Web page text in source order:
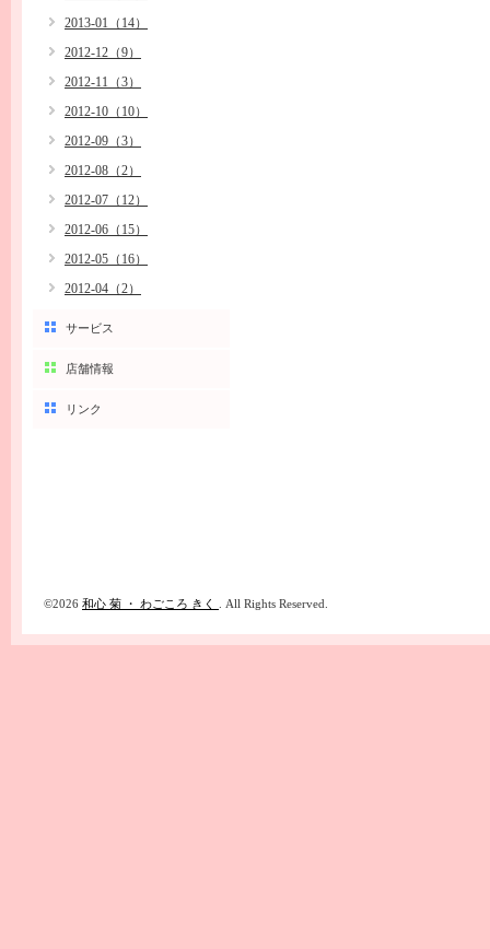
2013-01（14）
2012-12（9）
2012-11（3）
2012-10（10）
2012-09（3）
2012-08（2）
2012-07（12）
2012-06（15）
2012-05（16）
2012-04（2）
サービス
店舗情報
リンク
©2026 和心 菊 ・ わごころ きく . All Rights Reserved.